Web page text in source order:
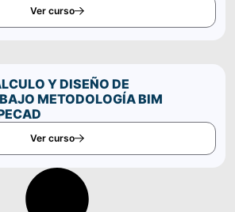
Ver curso
Y DISEÑO DE
METODOLOGÍA BIM
Ver curso